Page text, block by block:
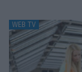
WEB TV